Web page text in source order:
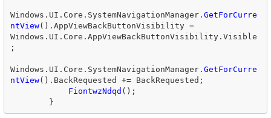
Windows . UI . Core . SystemNavigationManager. GetForCurre
ntView(). AppViewBackButtonVisibility =
Windows . UI . Core . AppViewBackButtonVisibility. Visible
;
Windows . UI . Core . SystemNavigationManager. GetForCurre
ntView(). BackRequested += BackRequested ;
FiontwzNdqd ();
}